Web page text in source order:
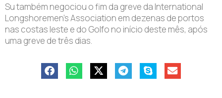
Su também negociou o fim da greve da International
Longshoremen’s Association em dezenas de portos
nas costas leste e do Golfo no início deste mês, após
uma greve de três dias.